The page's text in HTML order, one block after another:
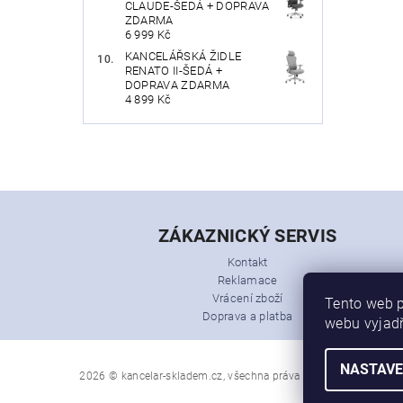
CLAUDE-ŠEDÁ + DOPRAVA
ZDARMA
6 999 Kč
KANCELÁŘSKÁ ŽIDLE
RENATO II-ŠEDÁ +
DOPRAVA ZDARMA
4 899 Kč
ZÁKAZNICKÝ SERVIS
Kontakt
Reklamace
Vrácení zboží
Doprava a platba
2026 © kancelar-skladem.cz, všechna práva vyhrazena
Tento web
webu